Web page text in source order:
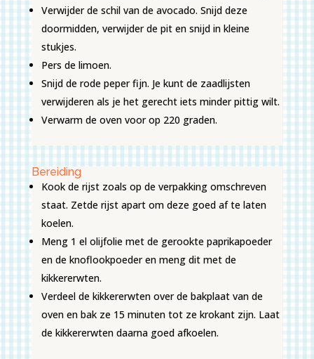
Verwijder de schil van de avocado. Snijd deze
doormidden, verwijder de pit en snijd in kleine
stukjes.
Pers de limoen.
Snijd de rode peper fijn. Je kunt de zaadlijsten
verwijderen als je het gerecht iets minder pittig wilt.
Verwarm de oven voor op 220 graden.
Bereiding
Kook de rijst zoals op de verpakking omschreven
staat. Zetde rijst apart om deze goed af te laten
koelen.
Meng 1 el olijfolie met de gerookte paprikapoeder
en de knoflookpoeder en meng dit met de
kikkererwten.
Verdeel de kikkererwten over de bakplaat van de
oven en bak ze 15 minuten tot ze krokant zijn. Laat
de kikkererwten daarna goed afkoelen.